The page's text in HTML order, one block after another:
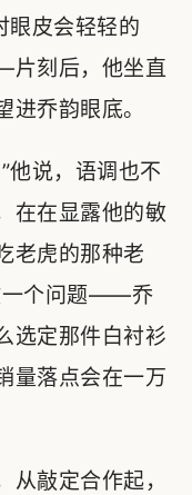
皮会轻轻的
刻后，他坐直
乔韵眼底。
他说，语调也不
在在显露他的敏
老虎的那种老
一个问题——乔
选定那件白衬衫
量落点会在一万
敲定合作起，